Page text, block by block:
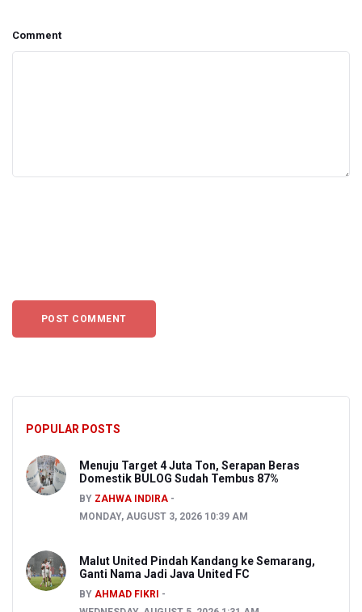
Comment
POPULAR POSTS
Menuju Target 4 Juta Ton, Serapan Beras
Domestik BULOG Sudah Tembus 87%
BY ZAHWA INDIRA
MONDAY, AUGUST 3, 2026 10:39 AM
Malut United Pindah Kandang ke Semarang,
Ganti Nama Jadi Java United FC
BY AHMAD FIKRI